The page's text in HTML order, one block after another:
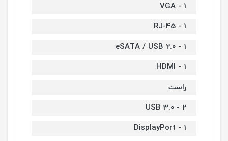
1 - VGA
1 - RJ-45
1 - eSATA / USB 2.0
1 - HDMI
راست
2 - USB 3.0
1 - DisplayPort